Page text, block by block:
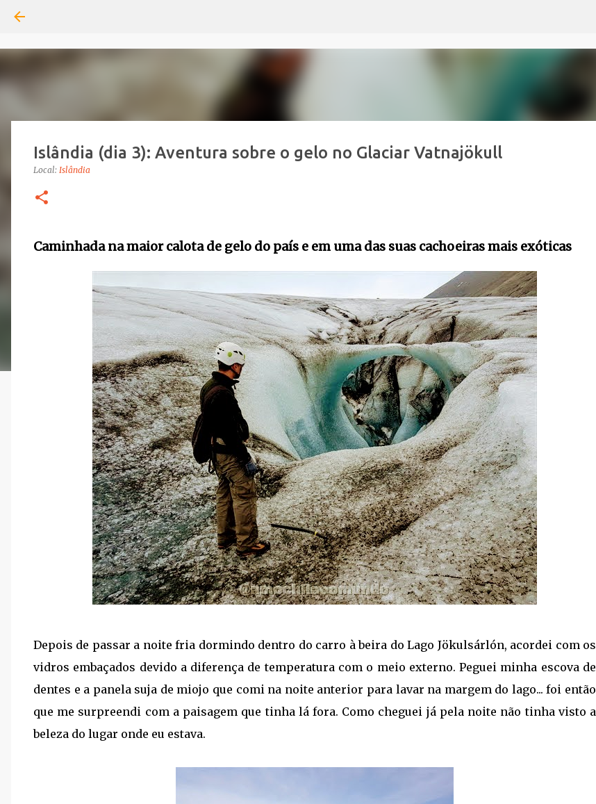
Islândia (dia 3): Aventura sobre o gelo no Glaciar Vatnajökull
Local: Islândia
Caminhada na maior calota de gelo do país e em uma das suas cachoeiras mais exóticas
Depois de passar a noite fria dormindo dentro do carro à beira do Lago Jökulsárlón, acordei com os
vidros embaçados devido a diferença de temperatura com o meio externo. Peguei minha escova de
dentes e a panela suja de miojo que comi na noite anterior para lavar na margem do lago... foi então
que me surpreendi com a paisagem que tinha lá fora. Como cheguei já pela noite não tinha visto a
beleza do lugar onde eu estava.